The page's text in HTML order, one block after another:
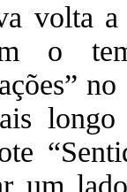
volta
o
no
um